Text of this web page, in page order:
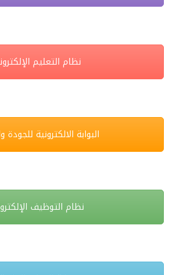
نظام التعليم
البوابة الالكترونية للجودة
نظام التوظيف